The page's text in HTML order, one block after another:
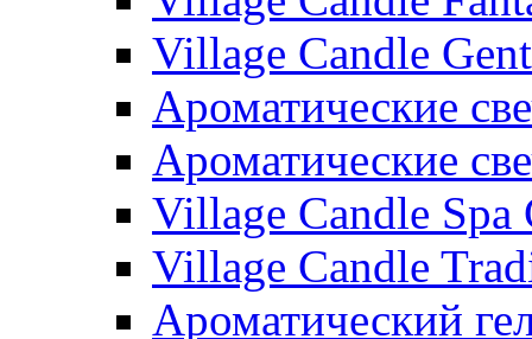
Village Candle
Ароматические
Ароматические
Village Candle Spa
Village Candle
Ароматический